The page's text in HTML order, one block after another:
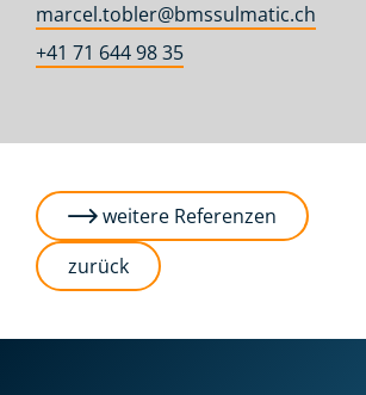
marcel.tobler@bmssulmatic.ch
+41 71 644 98 35
weitere Referenzen
zurück